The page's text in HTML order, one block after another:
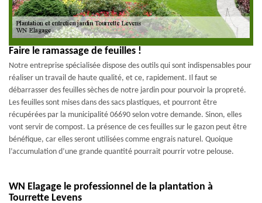
Faire le ramassage de feuilles !
Notre entreprise spécialisée dispose des outils qui sont indispensables pour
réaliser un travail de haute qualité, et ce, rapidement. Il faut se
débarrasser des feuilles sèches de notre jardin pour pourvoir la propreté.
Les feuilles sont mises dans des sacs plastiques, et pourront être
récupérées par la municipalité 06690 selon votre demande. Sinon, elles
vont servir de compost. La présence de ces feuilles sur le gazon peut être
bénéfique, car elles seront utilisées comme engrais naturel. Quoique
l’accumulation d’une grande quantité pourrait pourrir votre pelouse.
WN Elagage le professionnel de la plantation à
Tourrette Levens